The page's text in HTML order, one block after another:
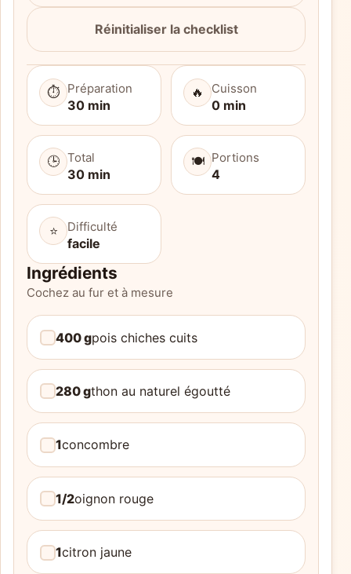
Réinitialiser la checklist
⏱️ Préparation
30 min
🔥 Cuisson
0 min
🕒 Total
30 min
🍽️ Portions
4
⭐ Difficulté
facile
Ingrédients
Cochez au fur et à mesure
400 gpois chiches cuits
280 gthon au naturel égoutté
1concombre
1/2oignon rouge
1citron jaune